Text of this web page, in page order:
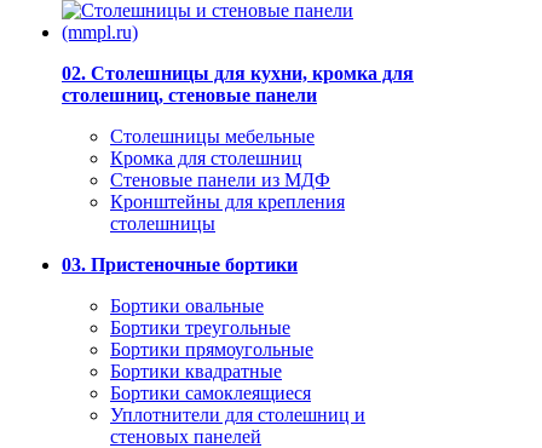
02. Столешницы для кухни, кромка для
столешниц, стеновые панели
Столешницы мебельные
Кромка для столешниц
Стеновые панели из МДФ
Кронштейны для крепления
столешницы
03. Пристеночные бортики
Бортики овальные
Бортики треугольные
Бортики прямоугольные
Бортики квадратные
Бортики самоклеящиеся
Уплотнители для столешниц и
стеновых панелей